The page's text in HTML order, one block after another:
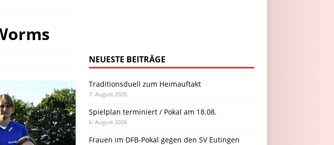
NEUESTE BEITRÄGE
Traditionsduell zum Heimauftakt
7. August 2026
Spielplan terminiert / Pokal am 18.08.
6. August 2026
Frauen im DFB-Pokal gegen den SV Eutingen